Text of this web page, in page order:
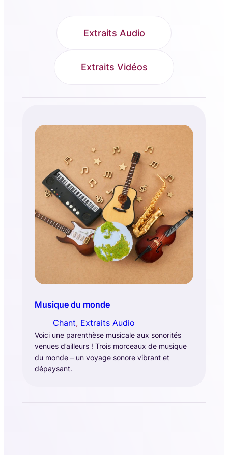
Extraits Audio
Extraits Vidéos
Musique du monde
Chant, Extraits Audio
Voici une parenthèse musicale aux sonorités
venues d’ailleurs ! Trois morceaux de musique
du monde – un voyage sonore vibrant et
dépaysant.